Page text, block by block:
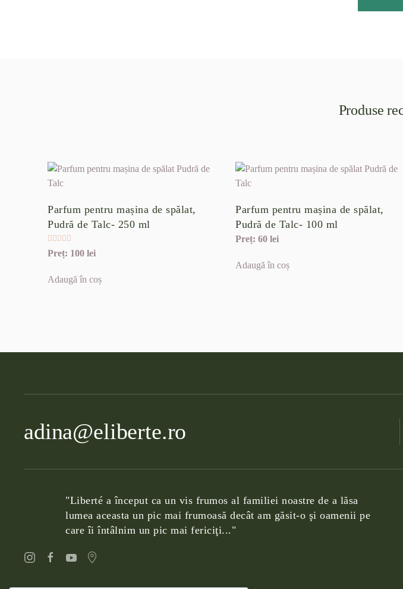
Produse
Parfum pentru mașina de spălat,
Pudră de Talc- 250 ml
100 lei
Adaugă în coș
Parfum pentru mașina de spălat,
Pudră de Talc- 100 ml
60 lei
Adaugă în coș
adina@eliberte.ro
"Liberté a început ca un vis frumos al familiei noastre de a lăsa
lumea aceasta un pic mai frumoasă decât am găsit-o şi oamenii pe
care îi întâlnim un pic mai fericiţi..."